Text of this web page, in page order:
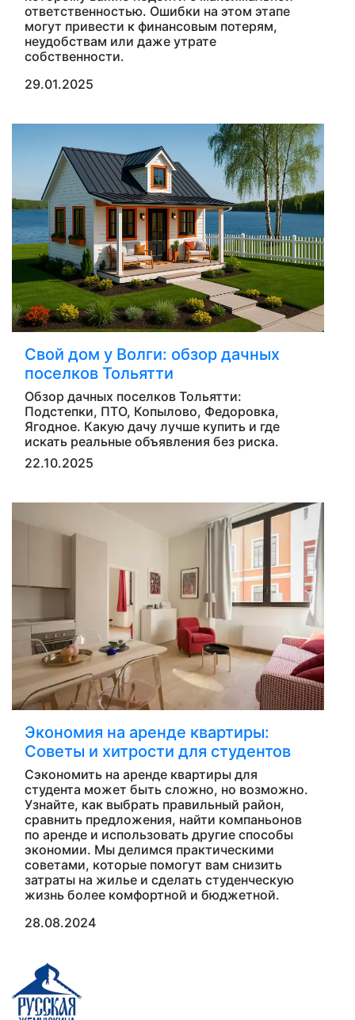
ответственностью. Ошибки на этом этапе
могут привести к финансовым потерям,
неудобствам или даже утрате
собственности.
29.01.2025
Свой дом у Волги: обзор дачных
поселков Тольятти
Обзор дачных поселков Тольятти:
Подстепки, ПТО, Копылово, Федоровка,
Ягодное. Какую дачу лучше купить и где
искать реальные объявления без риска.
22.10.2025
Экономия на аренде квартиры:
Советы и хитрости для студентов
Сэкономить на аренде квартиры для
студента может быть сложно, но возможно.
Узнайте, как выбрать правильный район,
сравнить предложения, найти компаньонов
по аренде и использовать другие способы
экономии. Мы делимся практическими
советами, которые помогут вам снизить
затраты на жилье и сделать студенческую
жизнь более комфортной и бюджетной.
28.08.2024